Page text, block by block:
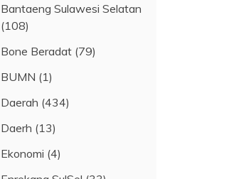
Bantaeng Sulawesi Selatan
(108)
Bone Beradat (79)
BUMN (1)
Daerah (434)
Daerh (13)
Ekonomi (4)